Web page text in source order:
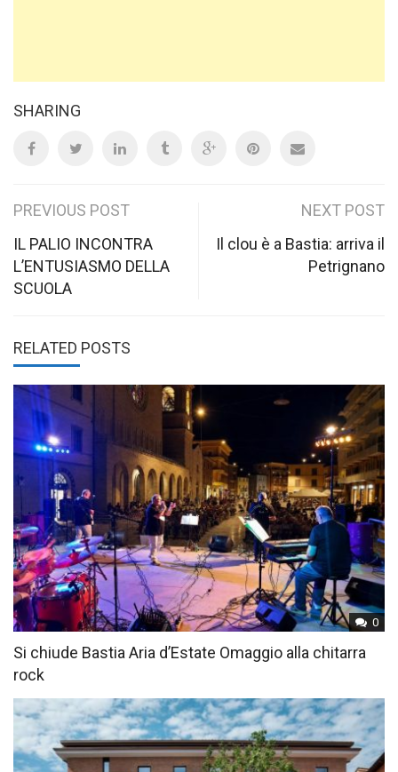
SHARING
Post
navigation
PREVIOUS POST
IL PALIO INCONTRA
L’ENTUSIASMO DELLA
SCUOLA
NEXT POST
Il clou è a Bastia: arriva il
Petrignano
RELATED POSTS
0
Si chiude Bastia Aria d’Estate Omaggio alla chitarra
rock